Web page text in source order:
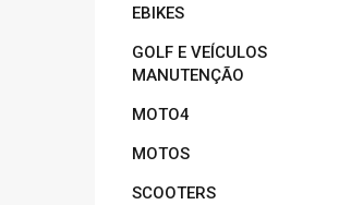
EBIKES
GOLF E VEÍCULOS
MANUTENÇÃO
MOTO4
MOTOS
SCOOTERS